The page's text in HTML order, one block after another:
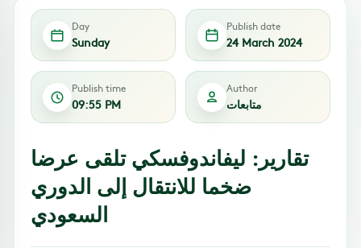
Day
Sunday
Publish date
24 March 2024
Publish time
09:55 PM
Author
متابعات
تقارير: ليفاندوفسكي تلقى عرضا
ضخما للانتقال إلى الدوري
السعودي